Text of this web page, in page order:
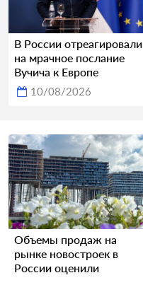
В России отреагировали
на мрачное послание
Вучича к Европе
10/08/2026
Объемы продаж на
рынке новостроек в
России оценили